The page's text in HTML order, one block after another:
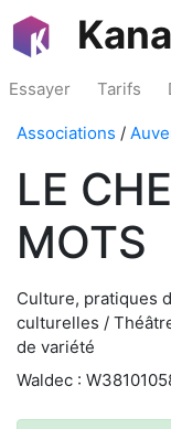
Essayer Tarifs
Associations /
LE
MOTS
Culture, pratiques
culturelles /
de variété
Waldec :